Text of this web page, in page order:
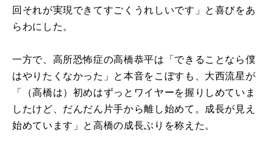
回それが実現できてすごくうれしいです」と喜びをあ
らわにした。
一方で、高所恐怖症の高橋恭平は「できることなら僕
はやりたくなかった」と本音をこぼすも、大西流星が
「（高橋は）初めはずっとワイヤーを握りしめていま
したけど、だんだん片手から離し始めて。成長が見え
始めています」と高橋の成長ぶりを称えた。